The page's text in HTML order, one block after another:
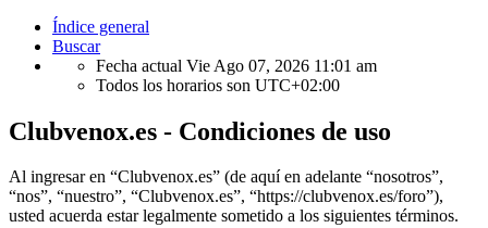
Índice general
Buscar
Fecha actual Vie Ago 07, 2026 11:01 am
Todos los horarios son UTC+02:00
Clubvenox.es - Condiciones de uso
Al ingresar en “Clubvenox.es” (de aquí en adelante “nosotros”,
“nos”, “nuestro”, “Clubvenox.es”, “https://clubvenox.es/foro”),
usted acuerda estar legalmente sometido a los siguientes términos.